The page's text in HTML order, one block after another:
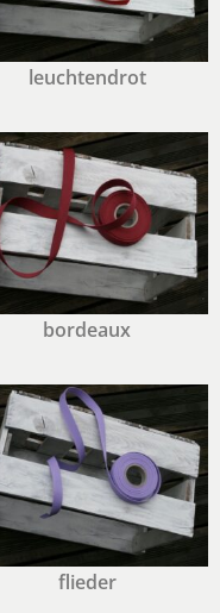
leuchtendrot
bordeaux
flieder